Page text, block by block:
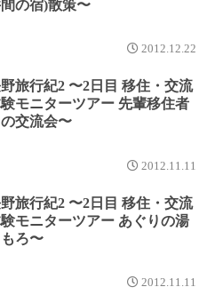
の宿)散策〜
2012.12.22
旅行紀2 〜2日目 移住・交流
モニターツアー 先輩移住者
交流会〜
2012.11.11
旅行紀2 〜2日目 移住・交流
モニターツアー あぐりの湯
ろ〜
2012.11.11